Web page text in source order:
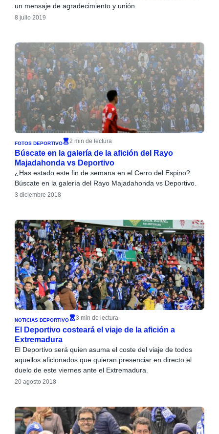
un mensaje de agradecimiento y unión.
8 julio 2019
FOTOS DEPORTIVO 2 min de lectura
Búscate en la galería de la afición del Rayo
Majadahonda vs Deportivo
¿Has estado este fin de semana en el Cerro del Espino?
Búscate en la galería del Rayo Majadahonda vs Deportivo.
3 diciembre 2018
NOTICIAS DEPORTIVO 3 min de lectura
El Deportivo costeará el viaje de la afición a
Extremadura
El Deportivo será quien asuma el coste del viaje de todos
aquellos aficionados que quieran presenciar en directo el
duelo de este viernes ante el Extremadura.
20 agosto 2018